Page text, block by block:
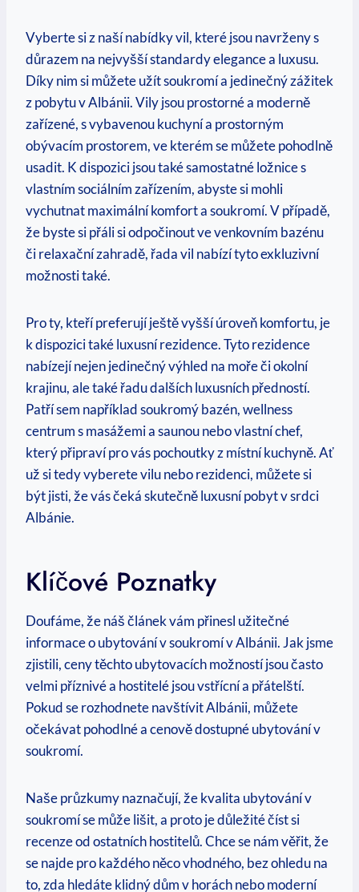
Vyberte si z naší nabídky ‌vil, které jsou navrženy s
důrazem na nejvyšší standardy elegance a luxusu.
Díky nim si můžete užít soukromí a jedinečný zážitek
z pobytu v Albánii. Vily jsou prostorné a moderně
zařízené, s vybavenou kuchyní a prostorným
obývacím prostorem, ve⁤ kterém se můžete pohodlně
usadit. K ⁢dispozici jsou také samostatné ložnice s
vlastním sociálním zařízením, abyste si mohli
vychutnat maximální komfort a soukromí. V případě,⁤
že byste si přáli si odpočinout ve venkovním ⁢bazénu
či relaxační zahradě, řada vil nabízí tyto⁣ exkluzivní
‌možnosti také.
Pro ty,‍ kteří preferují ještě vyšší úroveň komfortu, je
k dispozici ⁤také luxusní rezidence. Tyto rezidence
nabízejí​ nejen jedinečný výhled na moře či okolní
krajinu, ale také řadu dalších luxusních předností.
Patří sem například soukromý bazén, wellness
centrum ‍s masážemi a saunou nebo vlastní chef,
který připraví pro vás pochoutky z místní ‍kuchyně. Ať
už si tedy vyberete vilu nebo rezidenci, můžete si
být jisti, že vás čeká skutečně luxusní pobyt v srdci
⁤Albánie.
Klíčové Poznatky
Doufáme, že náš článek vám přinesl užitečné
informace o ‍ubytování v⁢ soukromí v Albánii. Jak jsme
zjistili, ceny těchto ubytovacích možností jsou často
velmi příznivé a hostitelé jsou vstřícní a​ přátelští.
Pokud se rozhodnete​ navštívit Albánii, můžete
očekávat pohodlné a cenově dostupné ubytování v
soukromí.
Naše průzkumy naznačují, ‌že kvalita ubytování v
soukromí se může lišit, ⁢a ⁢proto je ​důležité číst si
recenze od ostatních hostitelů. Chce se nám věřit, že
se najde pro každého něco vhodného, bez ohledu na
to, zda hledáte klidný dům ⁤v horách nebo moderní